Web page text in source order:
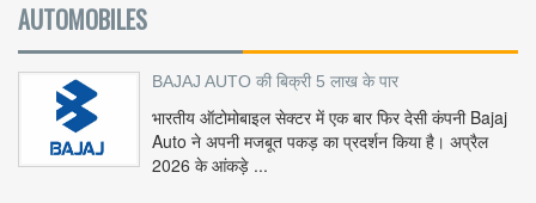
AUTOMOBILES
BAJAJ AUTO की बिक्री 5 लाख के पार
भारतीय ऑटोमोबाइल सेक्टर में एक बार फिर देसी कंपनी Bajaj
Auto ने अपनी मजबूत पकड़ का प्रदर्शन किया है। अप्रैल
2026 के आंकड़े ...